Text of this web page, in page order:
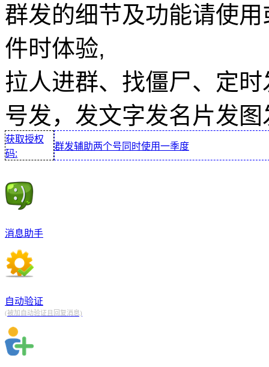
群发的细节及功能请使
件时体验,
拉人进群、找僵尸、定
号发，发文字发名片发
获取授权
码:
群发辅助两个号同时使用一季度
消息助手
自动验证
(被加自动验证且回复消息)